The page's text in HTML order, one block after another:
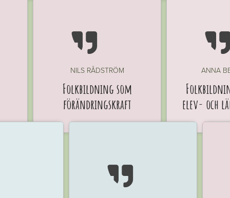

NILS RÅDSTRÖM
Folkbildning som
förändringskraft

ANNA
elev- och
